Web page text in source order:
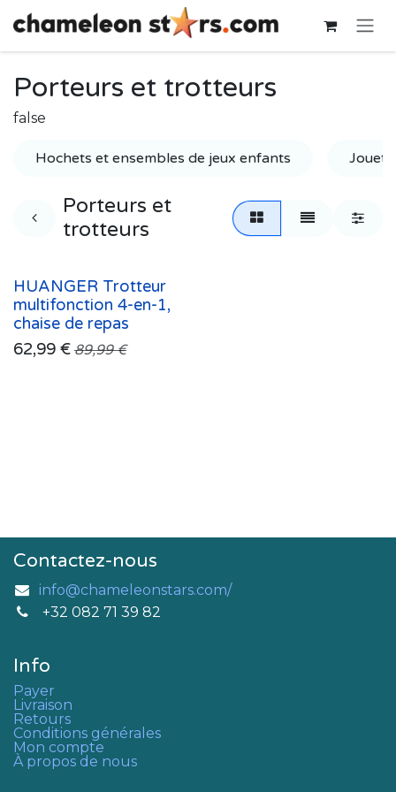
Se rendre au contenu
Porteurs et trotteurs
false
Hochets et ensembles de jeux enfants
Porteurs et
trotteurs
HUANGER Trotteur
multifonction 4-en-1,
chaise de repas
62,99 € 89,99€
Contactez-nous
info@chameleonstars.com/
+32 082 71 39 82
Info
Payer
Livraison
Retours
Conditions générales
Mon compte
À propos de nous